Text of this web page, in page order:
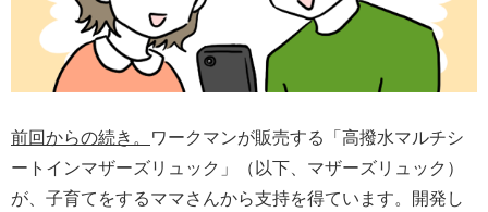
前回からの続き。
ワークマンが販売する「高撥水マルチシ
ートインマザーズリュック」（以下、マザーズリュック）
が、子育てをするママさんから支持を得ています。開発し